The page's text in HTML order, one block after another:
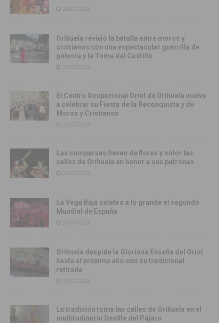
24/07/2026
Orihuela revivió la batalla entre moros y
cristianos con una espectacular guerrilla de
pólvora y la Toma del Castillo
22/07/2026
El Centro Ocupacional Oriol de Orihuela vuelve
a celebrar su Fiesta de la Reconquista y de
Moros y Cristianos
20/07/2026
Las comparsas llenan de flores y color las
calles de Orihuela en honor a sus patronas
20/07/2026
La Vega Baja celebra a lo grande el segundo
Mundial de España
20/07/2026
Orihuela despide la Gloriosa Enseña del Oriol
hasta el próximo año con su tradicional
retirada
19/07/2026
La tradición toma las calles de Orihuela en el
multitudinario Desfile del Pájaro